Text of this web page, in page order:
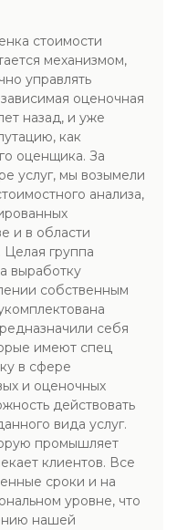
стоимости
механизмом,
управлять
оценочная
назад, и уже
как
оценщика. За
услуг, мы возымели
анализа,
и в области
Целая группа
выработку
собственным
себя
имеют спец
в сфере
и оценочных
действовать
вида услуг.
промышляет
клиентов. Все
сроки и на
уровне, что
нашей